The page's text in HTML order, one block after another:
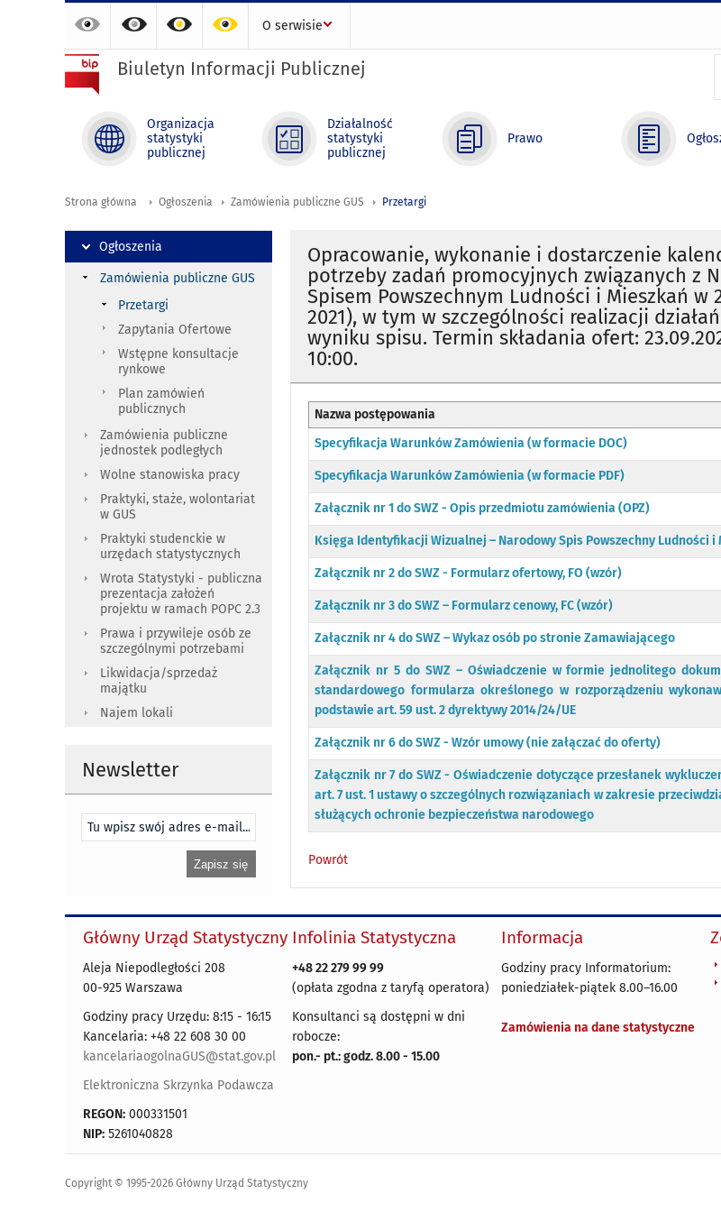
O serwisie
Biuletyn Informacji Publicznej
Organizacja
statystyki
publicznej
Działalność
statystyki
publicznej
Prawo
Strona główna Ogłoszenia Zamówienia publiczne GUS Przetargi
Opracowanie, wykonanie i dostarczenie
potrzeby zadań promocyjnych związanych z
Spisem Powszechnym Ludności i Mieszkań w
2021), w tym w szczególności realizacji
wyniku spisu. Termin składania ofert:
10:00.
Nazwa postępowania
Specyfikacja Warunków Zamówienia (w formacie DOC)
Specyfikacja Warunków Zamówienia (w formacie PDF)
Załącznik nr 1 do SWZ - Opis przedmiotu zamówienia (OPZ)
Księga Identyfikacji Wizualnej – Narodowy Spis Powszechny Ludności i
Załącznik nr 2 do SWZ - Formularz ofertowy, FO (wzór)
Załącznik nr 3 do SWZ – Formularz cenowy, FC (wzór)
Załącznik nr 4 do SWZ – Wykaz osób po stronie Zamawiającego
Załącznik nr 5 do SWZ – Oświadczenie w formie jednolitego
standardowego formularza określonego w rozporządzeniu
podstawie art. 59 ust. 2 dyrektywy 2014/24/UE
Załącznik nr 6 do SWZ - Wzór umowy (nie załączać do oferty)
Załącznik nr 7 do SWZ - Oświadczenie dotyczące przesłanek
art. 7 ust. 1 ustawy o szczególnych rozwiązaniach w zakresie
służących ochronie bezpieczeństwa narodowego
Powrót
Ogłoszenia
Zamówienia publiczne GUS
Przetargi
Zapytania Ofertowe
Wstępne konsultacje
rynkowe
Plan zamówień
publicznych
Zamówienia publiczne
jednostek podległych
Wolne stanowiska pracy
Praktyki, staże, wolontariat
w GUS
Praktyki studenckie w
urzędach statystycznych
Wrota Statystyki - publiczna
prezentacja założeń
projektu w ramach POPC 2.3
Prawa i przywileje osób ze
szczególnymi potrzebami
Likwidacja/sprzedaż
majątku
Najem lokali
Newsletter
Główny Urząd Statystyczny
Aleja Niepodległości 208
00-925 Warszawa
Godziny pracy Urzędu: 8:15 - 16:15
Kancelaria: +48 22 608 30 00
kancelariaogolnaGUS@stat.gov.pl
Elektroniczna Skrzynka Podawcza
REGON: 000331501
NIP: 5261040828
Infolinia Statystyczna
+48 22 279 99 99
(opłata zgodna z taryfą operatora)
Konsultanci są dostępni w dni
robocze:
pon.- pt.: godz. 8.00 - 15.00
Informacja
Godziny pracy Informatorium:
poniedziałek-piątek 8.00–16.00
Zamówienia na dane statystyczne
Copyright © 1995-2026 Główny Urząd Statystyczny